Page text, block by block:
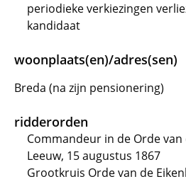
periodieke verkiezingen
kandidaat
woonplaats(en)/adres(sen)
Breda (na zijn pensionering)
ridderorden
Commandeur in de Orde
Leeuw, 15 augustus 1867
Grootkruis Orde van de